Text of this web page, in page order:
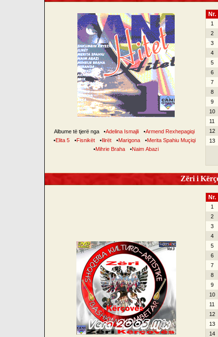
Albume të tjerë nga •Adelina Ismajli •Armend Rexhepagiqi
•Elita 5 •Fisnikët •Ilirët •Marigona •Merita Spahiu Muçiqi
•Mihrie Braha •Naim Abazi
Nr.
1
2
3
4
5
6
7
8
9
10
11
12
13
Zëri i
Nr.
1
2
3
4
5
6
7
8
9
10
11
12
13
14